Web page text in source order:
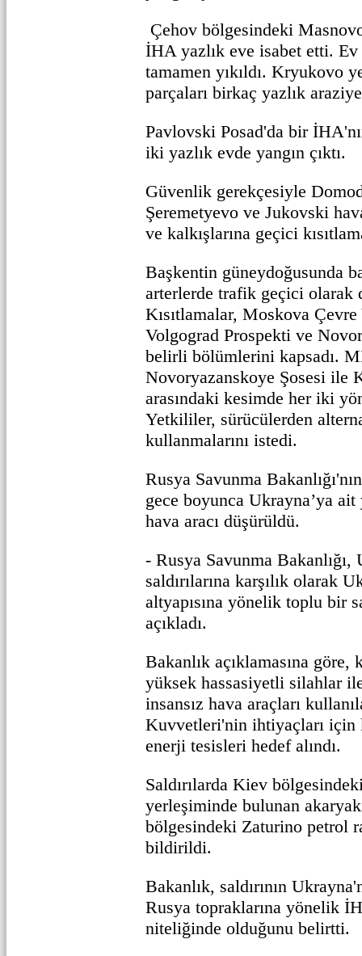
Çehov bölgesindeki
İHA yazlık eve isabet etti.
tamamen yıkıldı. Kryukovo
parçaları birkaç yazlık
Pavlovski Posad'da bir
iki yazlık evde yangın çıktı.
Güvenlik gerekçesiyle
Şeremetyevo ve Jukovski
ve kalkışlarına geçici
Başkentin güneydoğusunda
arterlerde trafik geçici olarak
Kısıtlamalar, Moskova
Volgograd Prospekti ve
belirli bölümlerini kapsadı.
Novoryazanskoye Şosesi ile
arasındaki kesimde her iki
Yetkililer, sürücülerden
kullanmalarını istedi.
Rusya Savunma
gece boyunca Ukrayna’ya ait
hava aracı düşürüldü.
- Rusya Savunma Bakanlığı,
saldırılarına karşılık olarak
altyapısına yönelik toplu bir
açıkladı.
Bakanlık açıklamasına
yüksek hassasiyetli silahlar
insansız hava araçları
Kuvvetleri'nin ihtiyaçları için
enerji tesisleri hedef alındı.
Saldırılarda Kiev
yerleşiminde bulunan
bölgesindeki Zaturino petrol
bildirildi.
Bakanlık, saldırının
Rusya topraklarına yönelik
niteliğinde olduğunu belirtti.